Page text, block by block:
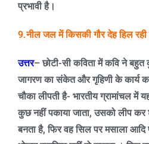
प्रभावी है।
9.नील जल में किसकी गौर देह हिल रही
उत्तर–छोटी-सी कविता में कवि ने
जागरण का संकेत और गृहिणी के कार्य
चौका लीपती है- भारतीय ग्रामांचल में
कुछ नहीं पकाया जाता,उसको लीप कर
बनता है,फिर वह सिल पर मसाला